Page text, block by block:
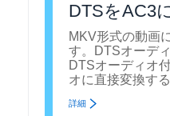
DTSをAC3
MKV形式の動画
す。DTSオーデ
DTSオーディオ
オに直接変換す
詳細